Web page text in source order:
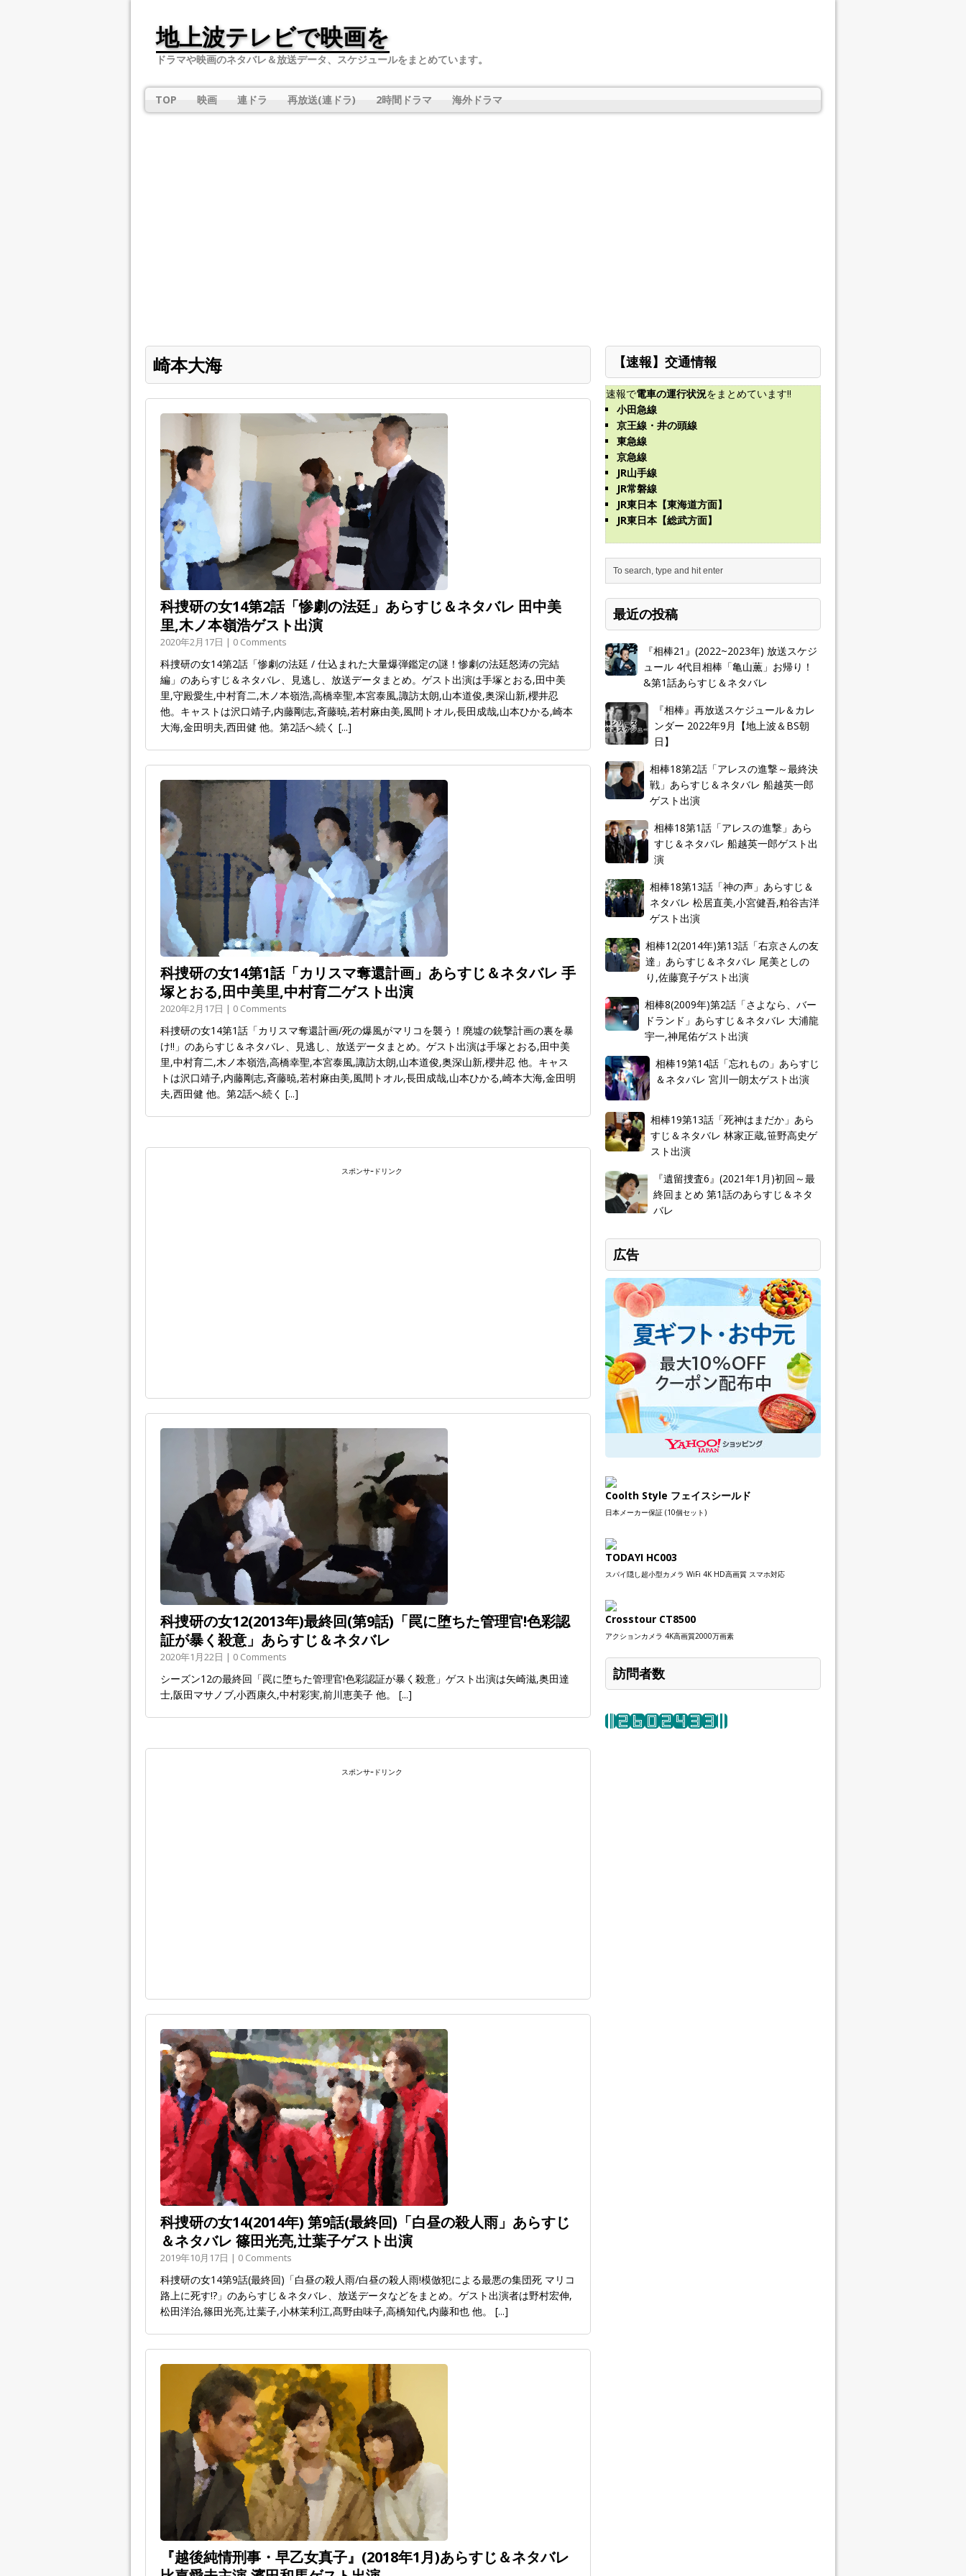
地上波テレビで映画を
ドラマや映画のネタバレ＆放送データ、スケジュールをまとめています。
TOP 映画 連ドラ 再放送(連ドラ) 2時間ドラマ 海外ドラマ
崎本大海
科捜研の女14第2話「惨劇の法廷」あらすじ＆ネタバレ 田中美
里,木ノ本嶺浩ゲスト出演
2020年2月17日 | 0 Comments
科捜研の女14第2話「惨劇の法廷 / 仕込まれた大量爆弾鑑定の謎！惨劇の法廷怒涛の完結
編」のあらすじ＆ネタバレ、見逃し、放送データまとめ。ゲスト出演は手塚とおる,田中美
里,守殿愛生,中村育二,木ノ本嶺浩,高橋幸聖,本宮泰風,諏訪太朗,山本道俊,奥深山新,櫻井忍
他。キャストは沢口靖子,内藤剛志,斉藤暁,若村麻由美,風間トオル,長田成哉,山本ひかる,崎本
大海,金田明夫,西田健 他。第2話へ続く [...]
科捜研の女14第1話「カリスマ奪還計画」あらすじ＆ネタバレ 手
塚とおる,田中美里,中村育二ゲスト出演
2020年2月17日 | 0 Comments
科捜研の女14第1話「カリスマ奪還計画/死の爆風がマリコを襲う！廃墟の銃撃計画の裏を暴
け!!」のあらすじ＆ネタバレ、見逃し、放送データまとめ。ゲスト出演は手塚とおる,田中美
里,中村育二,木ノ本嶺浩,高橋幸聖,本宮泰風,諏訪太朗,山本道俊,奥深山新,櫻井忍 他。キャス
トは沢口靖子,内藤剛志,斉藤暁,若村麻由美,風間トオル,長田成哉,山本ひかる,崎本大海,金田明
夫,西田健 他。第2話へ続く [...]
スポンサｰドリンク
科捜研の女12(2013年)最終回(第9話)「罠に堕ちた管理官!色彩認
証が暴く殺意」あらすじ＆ネタバレ
2020年1月22日 | 0 Comments
シーズン12の最終回「罠に堕ちた管理官!色彩認証が暴く殺意」ゲスト出演は矢崎滋,奥田達
士,阪田マサノブ,小西康久,中村彩実,前川恵美子 他。 [...]
スポンサｰドリンク
科捜研の女14(2014年) 第9話(最終回)「白昼の殺人雨」あらすじ
＆ネタバレ 篠田光亮,辻葉子ゲスト出演
2019年10月17日 | 0 Comments
科捜研の女14第9話(最終回)「白昼の殺人雨/白昼の殺人雨!模倣犯による最悪の集団死 マリコ
路上に死す!?」のあらすじ＆ネタバレ、放送データなどをまとめ。ゲスト出演者は野村宏伸,
松田洋治,篠田光亮,辻葉子,小林茉利江,髙野由味子,高橋知代,内藤和也 他。 [...]
『越後純情刑事・早乙女真子』(2018年1月)あらすじ＆ネタバレ
【速報】交通情報
速報で電車の運行状況をまとめています!!
小田急線
京王線・井の頭線
東急線
京急線
JR山手線
JR常磐線
JR東日本【東海道方面】
JR東日本【総武方面】
最近の投稿
『相棒21』(2022~2023年) 放送スケジ
ュール 4代目相棒「亀山薫」お帰り！
&第1話あらすじ＆ネタバレ
『相棒』再放送スケジュール＆カレ
ンダー 2022年9月【地上波＆BS朝
日】
相棒18第2話「アレスの進撃～最終決
戦」あらすじ＆ネタバレ 船越英一郎
ゲスト出演
相棒18第1話「アレスの進撃」あら
すじ＆ネタバレ 船越英一郎ゲスト出
演
相棒18第13話「神の声」あらすじ＆
ネタバレ 松居直美,小宮健吾,粕谷吉洋
ゲスト出演
相棒12(2014年)第13話「右京さんの友
達」あらすじ＆ネタバレ 尾美としの
り,佐藤寛子ゲスト出演
相棒8(2009年)第2話「さよなら、バー
ドランド」あらすじ＆ネタバレ 大浦龍
宇一,神尾佑ゲスト出演
相棒19第14話「忘れもの」あらすじ
＆ネタバレ 宮川一朗太ゲスト出演
相棒19第13話「死神はまだか」あら
すじ＆ネタバレ 林家正蔵,笹野高史ゲ
スト出演
『遺留捜査6』(2021年1月)初回～最
終回まとめ 第1話のあらすじ＆ネタ
バレ
広告
Coolth Style フェイスシールド
日本メーカー保証 (10個セット)
TODAYI HC003
スパイ隠し超小型カメラ WiFi 4K HD高画質 スマホ対応
Crosstour CT8500
アクションカメラ 4K高画質2000万画素
訪問者数